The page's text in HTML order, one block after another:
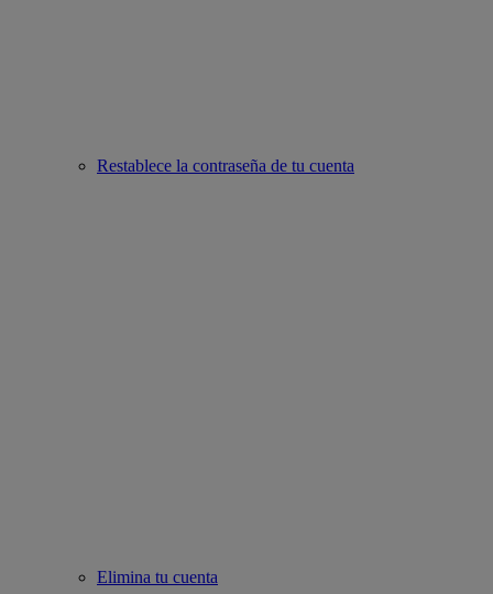
Restablece la contraseña de tu cuenta
Elimina tu cuenta